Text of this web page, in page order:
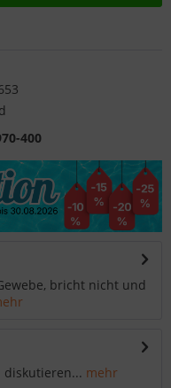
400
bricht nicht und
diskutieren... mehr